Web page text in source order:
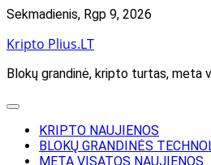
Skip
content
Sekmadienis, Rgp 9, 2026
Kripto Plius.LT
Blokų grandinė, kripto turtas, meta
KRIPTO NAUJIENOS
BLOKŲ GRANDINĖS
META VISATOS NAUJIENOS